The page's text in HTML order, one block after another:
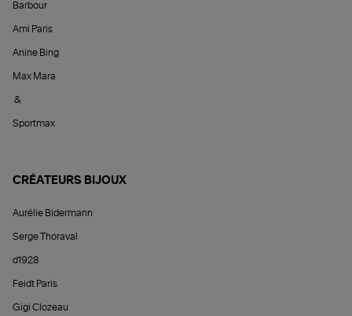
Barbour
Ami Paris
Anine Bing
Max Mara
&
Sportmax
CRÉATEURS BIJOUX
Aurélie Bidermann
Serge Thoraval
d1928
Feidt Paris
Gigi Clozeau